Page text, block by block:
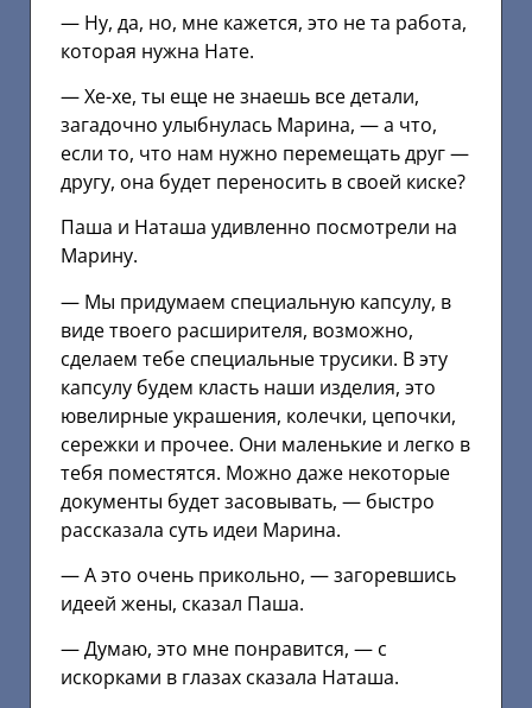
— Ну, да, но, мне кажется, это не та работа,
которая нужна Нате.
— Хе-хе, ты еще не знаешь все детали,
загадочно улыбнулась Марина, — а что,
если то, что нам нужно перемещать друг —
другу, она будет переносить в своей киске?
Паша и Наташа удивленно посмотрели на
Марину.
— Мы придумаем специальную капсулу, в
виде твоего расширителя, возможно,
сделаем тебе специальные трусики. В эту
капсулу будем класть наши изделия, это
ювелирные украшения, колечки, цепочки,
сережки и прочее. Они маленькие и легко в
тебя поместятся. Можно даже некоторые
документы будет засовывать, — быстро
рассказала суть идеи Марина.
— А это очень прикольно, — загоревшись
идеей жены, сказал Паша.
— Думаю, это мне понравится, — с
искорками в глазах сказала Наташа.